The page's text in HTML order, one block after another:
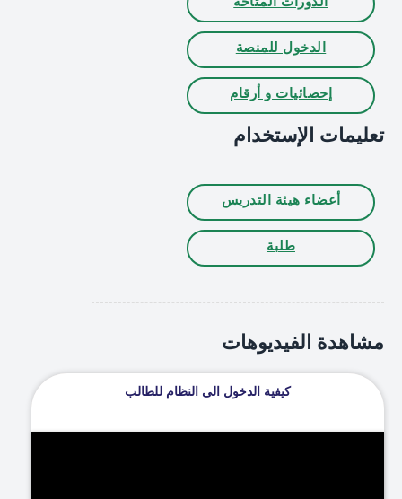
الدخول للمنصة
إحصائيات و أرقام
تعليمات الإستخدام
أعضاء هيئة التدريس
طلبة
مشاهدة الفيديوهات
كيفية الدخول الى النظام للطالب